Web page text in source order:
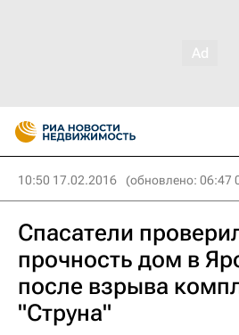
10:50 17.02.2016 (обновлено: 06:47
Спасатели
прочность дом в
после взрыва
"Струна"